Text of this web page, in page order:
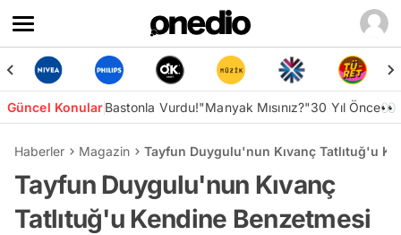
Güncel KonularBastonla Vurdu!"Manyak Mısınız?"30 Yıl Önce👀
Haberler Magazin Tayfun Duygulu'nun Kıvanç Tatlıtuğ'u
Tayfun Duygulu'nun Kıvanç
Tatlıtuğ'u Kendine Benzetmesi